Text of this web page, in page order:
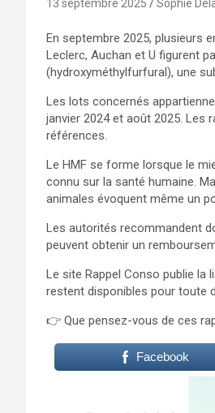
13 septembre 2025 Sophie
En septembre 2025, plusieurs
Leclerc, Auchan et U figurent
(hydroxyméthylfurfural), une
Les lots concernés
janvier 2024 et août 2025. Les
références.
Le HMF se forme lorsque le
connu sur la santé humaine.
animales évoquent même un
Les autorités recommandent
peuvent obtenir un
Le site Rappel Conso publie
restent disponibles pour toute
👉 Que pensez-vous de ces
Facebook